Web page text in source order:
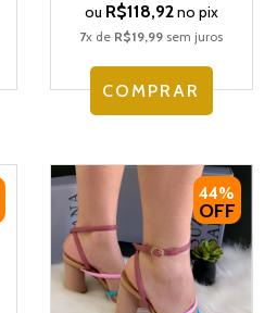
ou R$118,92no pix
7x de R$19,99 sem juros
COMPRAR
44%
OFF